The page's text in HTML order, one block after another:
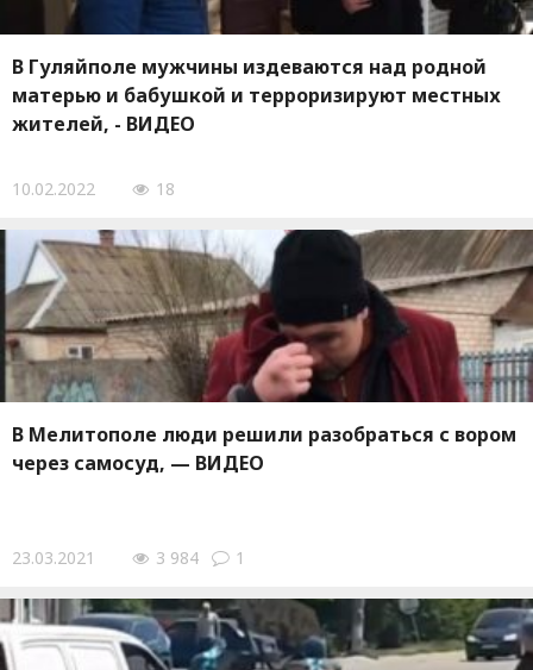
В Гуляйполе мужчины издеваются над родной
матерью и бабушкой и терроризируют местных
жителей, - ВИДЕО
10.02.2022 18
В Мелитополе люди решили разобраться с вором
через самосуд, — ВИДЕО
23.03.2021 3 984 1